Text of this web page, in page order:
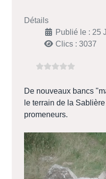
Détails
Publié le : 25
Clics : 3037
De nouveaux bancs
le terrain de la
promeneurs.